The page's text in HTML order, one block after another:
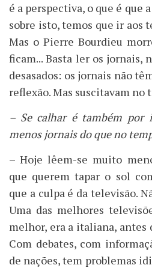
é a perspectiva, o que é que
sobre isto, temos que ir aos
Mas o Pierre Bourdieu
ficam... Basta ler os jornais,
desasados: os jornais não
reflexão. Mas suscitavam no
– Se calhar é também por
menos jornais do que no
– Hoje lêem-se muito
que querem tapar o sol
que a culpa é da televisão.
Uma das melhores
melhor, era a italiana,
Com debates, com
de nações, tem problemas